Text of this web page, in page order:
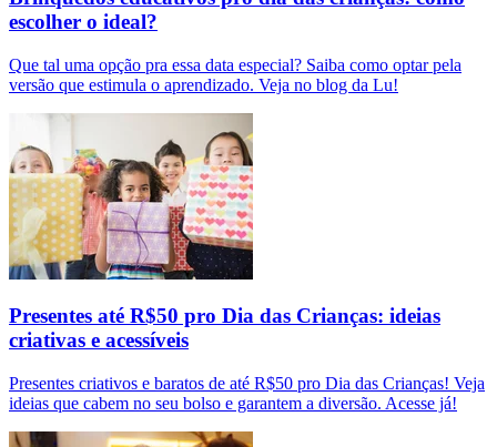
escolher o ideal?
Que tal uma opção pra essa data especial? Saiba como optar pela
versão que estimula o aprendizado. Veja no blog da Lu!
Presentes até R$50 pro Dia das Crianças: ideias
criativas e acessíveis
Presentes criativos e baratos de até R$50 pro Dia das Crianças! Veja
ideias que cabem no seu bolso e garantem a diversão. Acesse já!